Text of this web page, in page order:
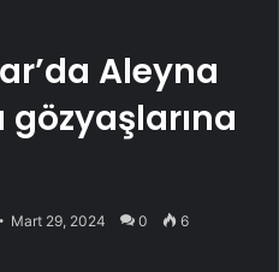
Aleyna
gözyaşlarına
Mart 29, 2024 0 6